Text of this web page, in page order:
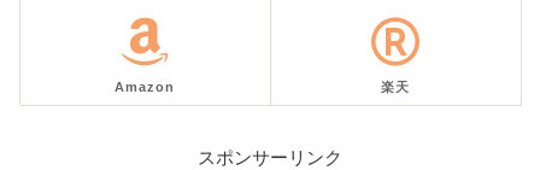
Amazon 楽天
スポンサーリンク